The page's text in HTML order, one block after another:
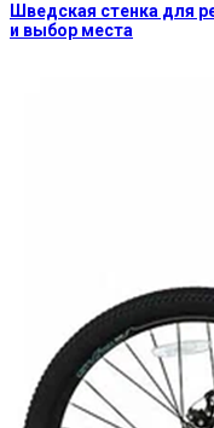
Шведская стенка для
и выбор места